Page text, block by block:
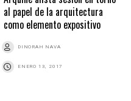
al papel de la arquitectura
como elemento expositivo
DINORAH NAVA
ENERO 13, 2017